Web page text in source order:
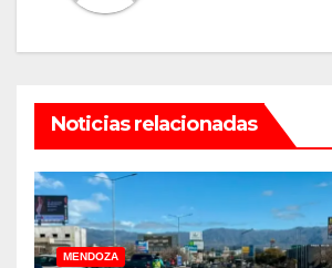
Noticias relacionadas
MENDOZA